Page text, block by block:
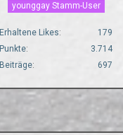
younggay Stamm-User
Erhaltene Likes
179
Punkte
3.714
Beiträge
697